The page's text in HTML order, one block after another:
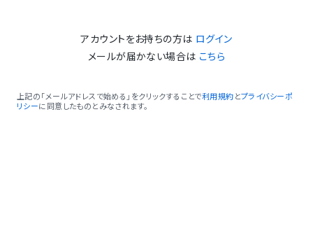
アカウントをお持ちの方は ログイン
メールが届かない場合は こちら
上記の「メールアドレスで始める」をクリックすることで利用規約 とプライバシーポ
リシーに同意したものとみなされます。